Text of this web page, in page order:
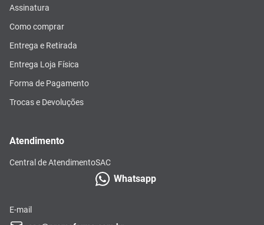
Assinatura
Como comprar
Entrega e Retirada
Entrega Loja Física
Forma de Pagamento
Trocas e Devoluções
Atendimento
Central de AtendimentoSAC
Whatsapp
E-mail